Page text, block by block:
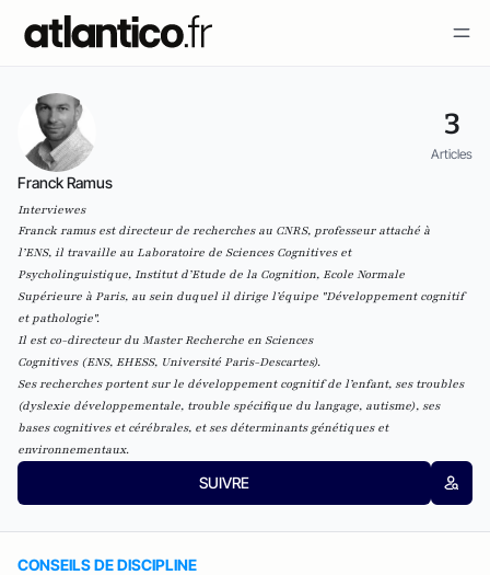
3
Articles
Franck Ramus
Interviewes
Franck ramus est directeur de recherches au CNRS, professeur attaché à
l’ENS, il travaille au Laboratoire de Sciences Cognitives et
Psycholinguistique, Institut d’Etude de la Cognition, Ecole Normale
Supérieure à Paris, au sein duquel il dirige l’équipe "Développement cognitif
et pathologie".
Il est co-directeur du Master Recherche en Sciences
Cognitives(ENS, EHESS, Université Paris-Descartes).
Ses recherches portent sur le développement cognitif de l’enfant, ses troubles
(dyslexie développementale, trouble spécifique du langage, autisme), ses
bases cognitives et cérébrales, et ses déterminants génétiques et
environnementaux.
SUIVRE
CONSEILS DE DISCIPLINE